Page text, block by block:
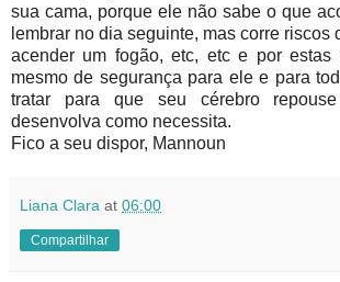
sua cama, porque ele não sabe o que
lembrar no dia seguinte, mas corre riscos
acender um fogão, etc, etc e por estas
mesmo de segurança para ele e para
tratar para que seu cérebro
desenvolva como necessita.
Fico a seu dispor, Mannoun
Liana Clara at 06:00
Compartilhar